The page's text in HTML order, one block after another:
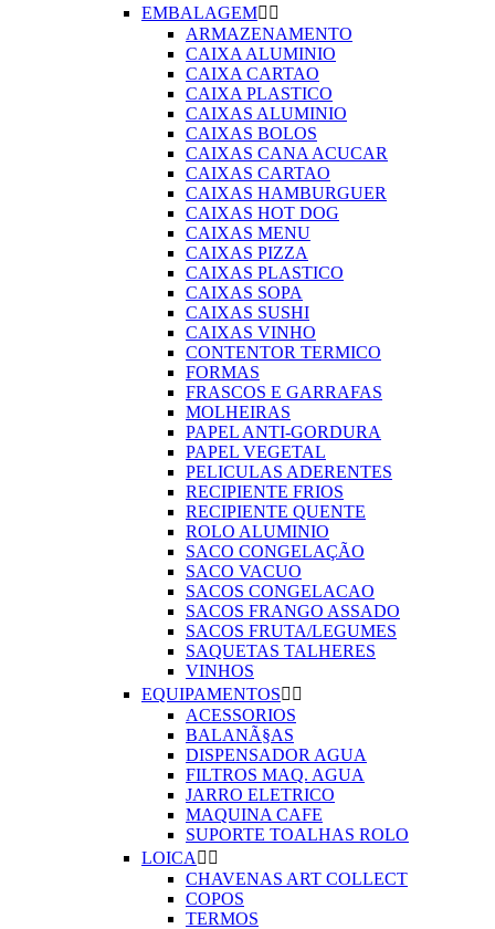
EMBALAGEM 
ARMAZENAMENTO
CAIXA ALUMINIO
CAIXA CARTAO
CAIXA PLASTICO
CAIXAS ALUMINIO
CAIXAS BOLOS
CAIXAS CANA ACUCAR
CAIXAS CARTAO
CAIXAS HAMBURGUER
CAIXAS HOT DOG
CAIXAS MENU
CAIXAS PIZZA
CAIXAS PLASTICO
CAIXAS SOPA
CAIXAS SUSHI
CAIXAS VINHO
CONTENTOR TERMICO
FORMAS
FRASCOS E GARRAFAS
MOLHEIRAS
PAPEL ANTI-GORDURA
PAPEL VEGETAL
PELICULAS ADERENTES
RECIPIENTE FRIOS
RECIPIENTE QUENTE
ROLO ALUMINIO
SACO CONGELAÇÃO
SACO VACUO
SACOS CONGELACAO
SACOS FRANGO ASSADO
SACOS FRUTA/LEGUMES
SAQUETAS TALHERES
VINHOS
EQUIPAMENTOS 
ACESSORIOS
BALANÃ§AS
DISPENSADOR AGUA
FILTROS MAQ. AGUA
JARRO ELETRICO
MAQUINA CAFE
SUPORTE TOALHAS ROLO
LOICA  
CHAVENAS ART COLLECT
COPOS
TERMOS